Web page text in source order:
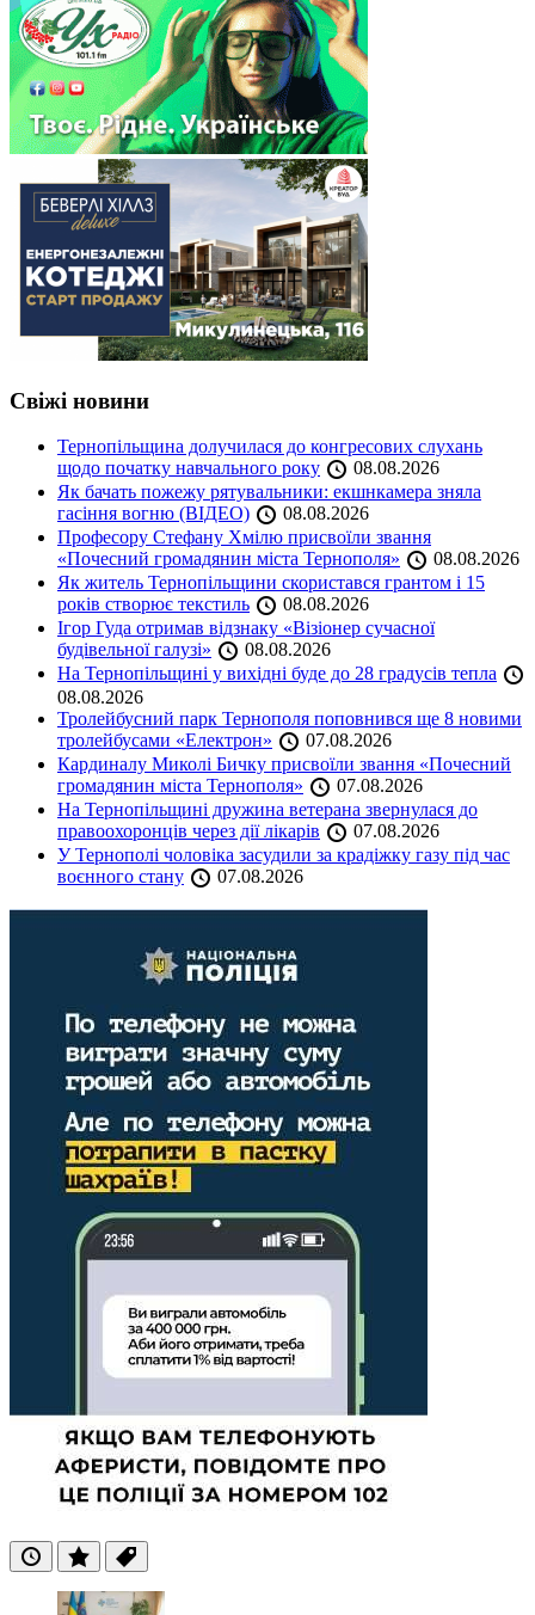
Свіжі новини
Тернопільщина долучилася до конгресових слухань
щодо початку навчального року
08.08.2026
Як бачать пожежу рятувальники: екшнкамера зняла
гасіння вогню (ВІДЕО)
08.08.2026
Професору Стефану Хмілю присвоїли звання
«Почесний громадянин міста Тернополя»
08.08.2026
Як житель Тернопільщини скористався грантом і 15
років створює текстиль
08.08.2026
Ігор Гуда отримав відзнаку «Візіонер сучасної
будівельної галузі»
08.08.2026
На Тернопільщині у вихідні буде до 28 градусів тепла
08.08.2026
Тролейбусний парк Тернополя поповнився ще 8 новими
тролейбусами «Електрон»
07.08.2026
Кардиналу Миколі Бичку присвоїли звання «Почесний
громадянин міста Тернополя»
07.08.2026
На Тернопільщині дружина ветерана звернулася до
правоохоронців через дії лікарів
07.08.2026
У Тернополі чоловіка засудили за крадіжку газу під час
воєнного стану
07.08.2026
ОстанніПопулярні
Теги